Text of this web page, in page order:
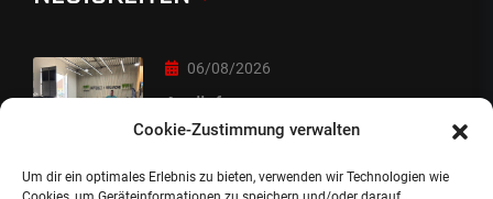
Cookie-Zustimmung verwalten
Um dir ein optimales Erlebnis zu bieten, verwenden wir Technologien wie
06/08/2026
Auslieferung
05/08/2026